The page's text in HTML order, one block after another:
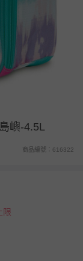
嶼-4.5L
商品編號：616322
限